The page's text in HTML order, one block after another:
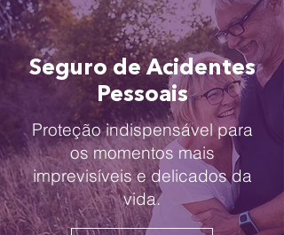
Seguro de Acidentes
Pessoais
Proteção indispensável para
os momentos mais
imprevisíveis e delicados da
vida.